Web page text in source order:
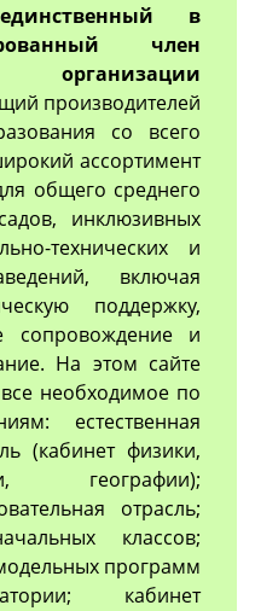
единственный в
член
производителей
со всего
ассортимент
общего среднего
инклюзивных
технических и
включая
поддержку,
сопровождение и
На этом сайте
необходимое по
естественная
(кабинет физики,
географии);
отрасль;
классов;
программ
кабинет